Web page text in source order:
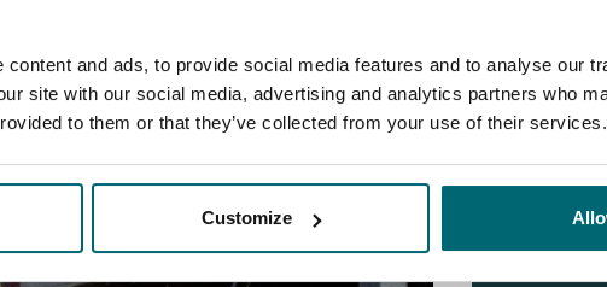
and ads, to provide social media features and to analyse our
site with our social media, advertising and analytics partners who
to them or that they’ve collected from your use of their services.
Customize